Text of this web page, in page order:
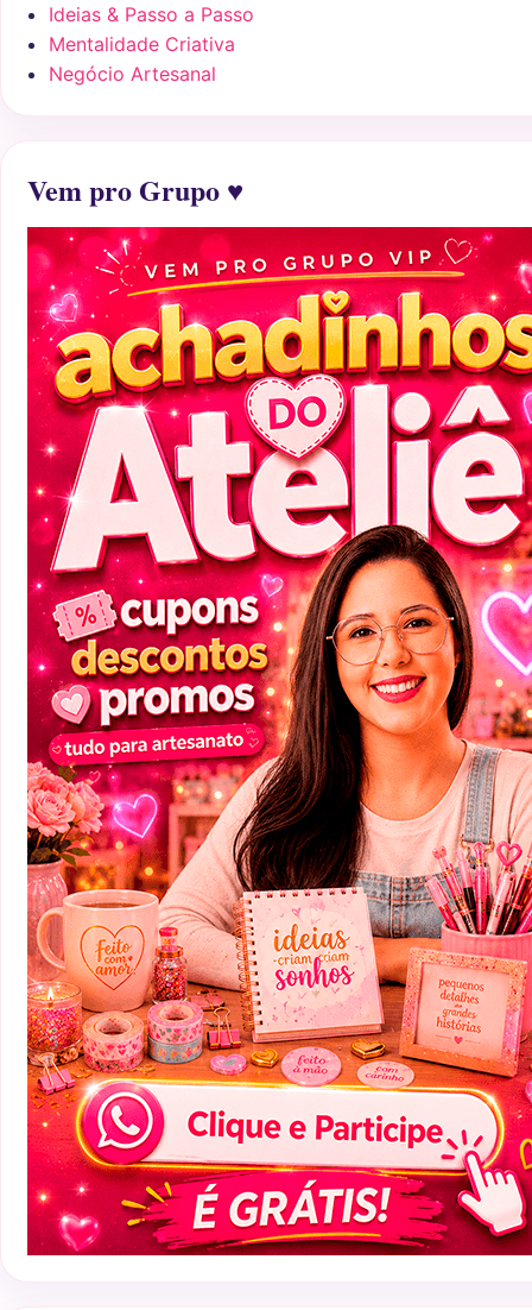
Ideias & Passo a Passo
Mentalidade Criativa
Negócio Artesanal
Vem pro Grupo ♥